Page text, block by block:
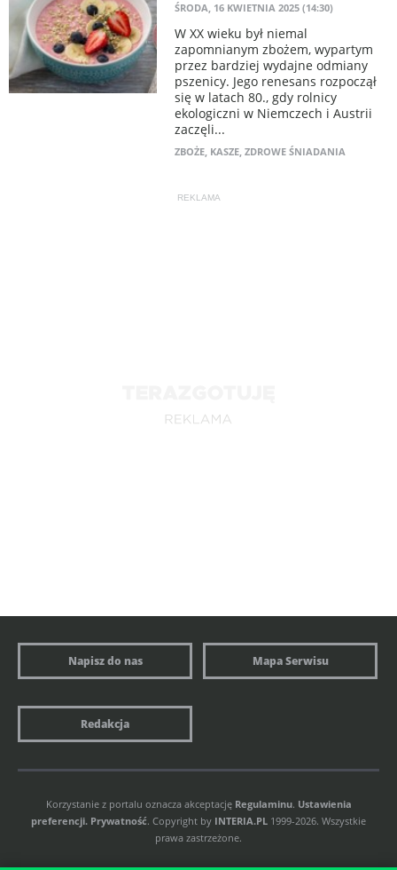
ŚRODA, 16 KWIETNIA 2025 (14:30)
W XX wieku był niemal
zapomnianym zbożem, wypartym
przez bardziej wydajne odmiany
pszenicy. Jego renesans rozpoczął
się w latach 80., gdy rolnicy
ekologiczni w Niemczech i Austrii
zaczęli...
ZBOŻE, KASZE, ZDROWE ŚNIADANIA
REKLAMA
Napisz do nas Mapa Serwisu
Redakcja
Korzystanie z portalu oznacza akceptację Regulaminu. Ustawienia
preferencji. Prywatność. Copyright by INTERIA.PL 1999-2026. Wszystkie
prawa zastrzeżone.